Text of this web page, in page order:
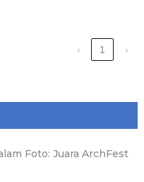
‹ 1 ›
Foto: Juara ArchFest